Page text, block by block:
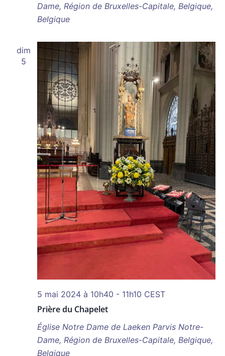
Dame, Région de Bruxelles-Capitale, Belgique,
Belgique
dim
5
Prière du Chapelet
5 mai 2024 à 10h40 - 11h10 CEST
Église Notre Dame de Laeken Parvis Notre-
Dame, Région de Bruxelles-Capitale, Belgique,
Belgique